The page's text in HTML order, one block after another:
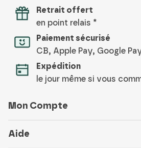
Retrait offert
en point relais *
Paiement sécurisé
CB, Apple Pay, Google
Expédition
le jour même si vous
Mon Compte
Aide